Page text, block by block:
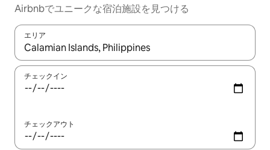
Airbnbでユニークな宿泊施設を見つける
エリア
検索結果が表示されたら、上下の矢印キーを使って移動するか
チェックイン
チェックアウト